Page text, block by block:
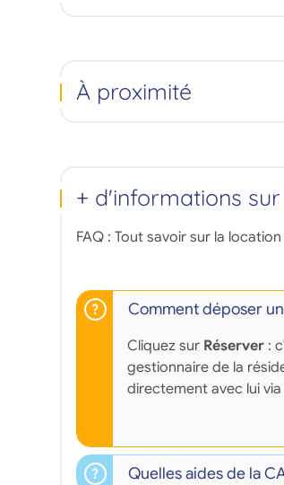
À proximité
+ d'informations
FAQ : Tout savoir sur la
Comment déposer
Cliquez sur Réserver:
gestionnaire de la
directement avec lui
Quelles aides de la